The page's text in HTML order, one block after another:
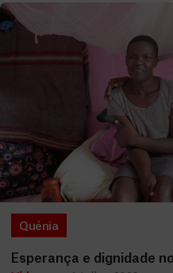
Quénia
Esperança e dignidade